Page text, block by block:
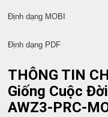
Định dạng
Định dạng
THÔNG TIN
Giống Cuộc
AWZ3-PRC-